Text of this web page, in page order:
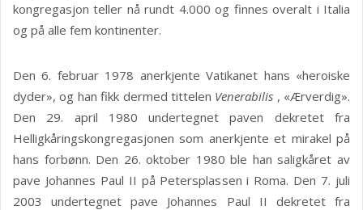
kongregasjon teller nå rundt 4.000 og finnes overalt i Italia
og på alle fem kontinenter.
Den 6. februar 1978 anerkjente Vatikanet hans «heroiske
dyder», og han fikk dermed tittelen Venerabilis , «Ærverdig».
Den 29. april 1980 undertegnet paven dekretet fra
Helligkåringskongregasjonen som anerkjente et mirakel på
hans forbønn. Den 26. oktober 1980 ble han saligkåret av
pave Johannes Paul II på Petersplassen i Roma. Den 7. juli
2003 undertegnet pave Johannes Paul II dekretet fra